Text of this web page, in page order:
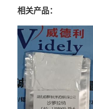
相关产品：